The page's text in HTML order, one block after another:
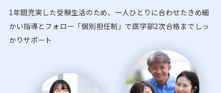
1年間充実した受験生活のため、一人ひとりに合わせたきめ細
かい指導とフォロー「個別担任制」で医学部2次合格までしっ
かりサポート